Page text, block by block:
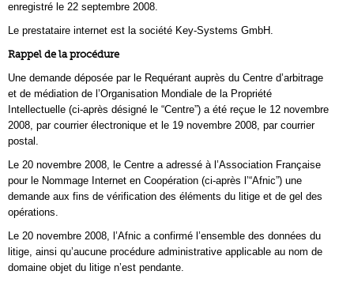
enregistré le 22 septembre 2008.
Le prestataire internet est la société Key-Systems GmbH.
Rappel de la procédure
Une demande déposée par le Requérant auprès du Centre d’arbitrage
et de médiation de l’Organisation Mondiale de la Propriété
Intellectuelle (ci-après désigné le “Centre”) a été reçue le 12 novembre
2008, par courrier électronique et le 19 novembre 2008, par courrier
postal.
Le 20 novembre 2008, le Centre a adressé à l’Association Française
pour le Nommage Internet en Coopération (ci-après l’“Afnic”) une
demande aux fins de vérification des éléments du litige et de gel des
opérations.
Le 20 novembre 2008, l’Afnic a confirmé l’ensemble des données du
litige, ainsi qu’aucune procédure administrative applicable au nom de
domaine objet du litige n’est pendante.